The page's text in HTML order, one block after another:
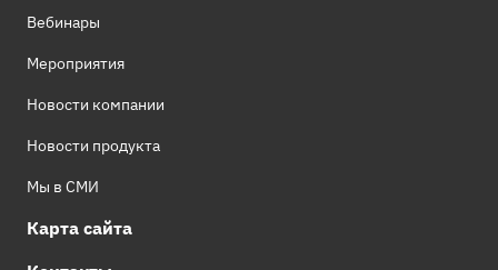
Вебинары
Мероприятия
Новости компании
Новости продукта
Мы в СМИ
Карта сайта